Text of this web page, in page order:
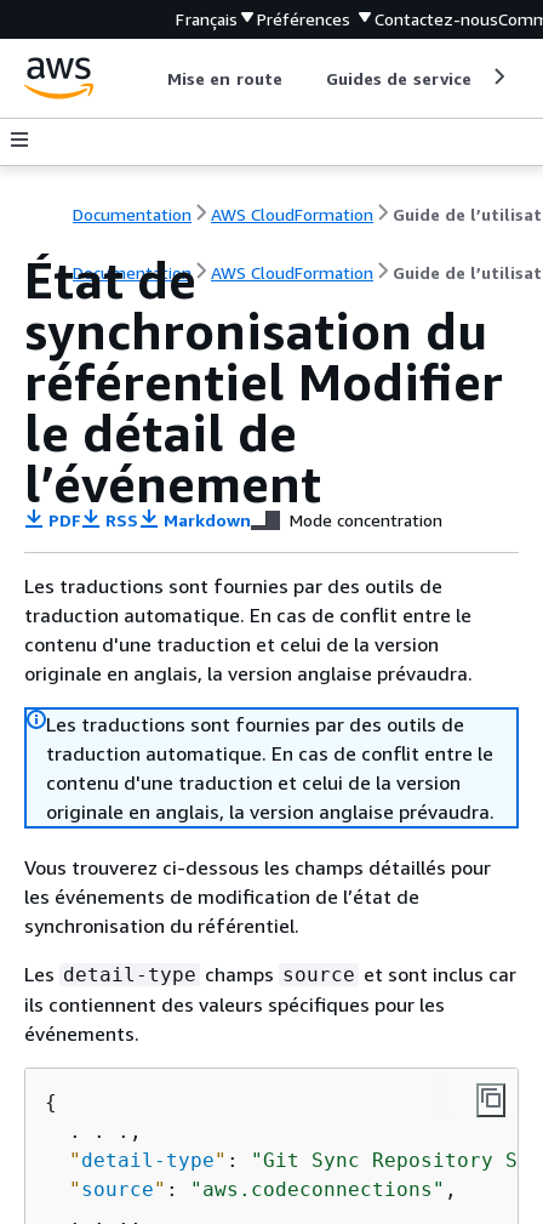
Français Préférences Contactez-nous
Mise en route Guides de service
Documentation AWS CloudFormation
Documentation AWS CloudFormation Guide de
État de
synchronisation du
référentiel Modifier
le détail de
l’événement
PDF RSS Markdown Mode concentration
Les traductions sont fournies par des outils de
traduction automatique. En cas de conflit entre le
contenu d'une traduction et celui de la version
originale en anglais, la version anglaise prévaudra.
Les traductions sont fournies par des outils de
traduction automatique. En cas de conflit entre le
contenu d'une traduction et celui de la version
originale en anglais, la version anglaise prévaudra.
Vous trouverez ci-dessous les champs détaillés pour
les événements de modification de l’état de
synchronisation du référentiel.
Les detail-type champs source et sont inclus car
ils contiennent des valeurs spécifiques pour les
événements.
{
  . . .,
" detail-type" :
"Git Sync Repository
" source" : "aws.codeconnections" ,
  . . .,